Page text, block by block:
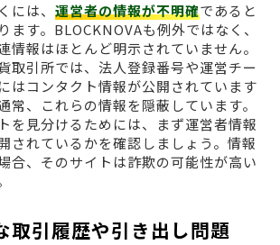
には、 運営者の情報が不明確であると
ます。BLOCKNOVAも例外ではなく、
情報はほとんど明示されていません。
取引所では、法人登録番号や運営チー
はコンタクト情報が公開されています
常、これらの情報を隠蔽しています。
を見分けるためには、まず運営者情報
されているかを確認しましょう。情報
合、そのサイトは詐欺の可能性が高い
取引履歴や引き出し問題